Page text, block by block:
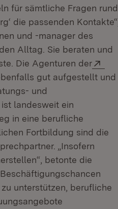
für sämtliche Fragen rund
die passenden Kontakte“,
und -manager des
Alltag. Sie beraten und
Die Agenturen der
gut aufgestellt und
und
ist landesweit ein
in eine berufliche
Fortbildung sind die
Fenster) „Insofern
betonte die
unterstützen, berufliche